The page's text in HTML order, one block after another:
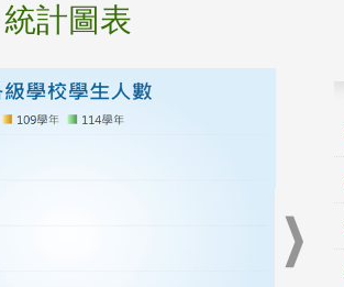
統計圖表